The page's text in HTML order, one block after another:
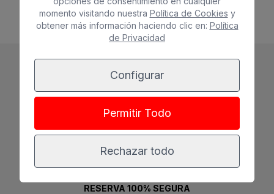
RESERVA 100% SEGURA
momento visitando nuestra Política de Cookies y
obtener más información haciendo clic en: Política
de Privacidad
Configurar
Permitir Todo
Rechazar todo